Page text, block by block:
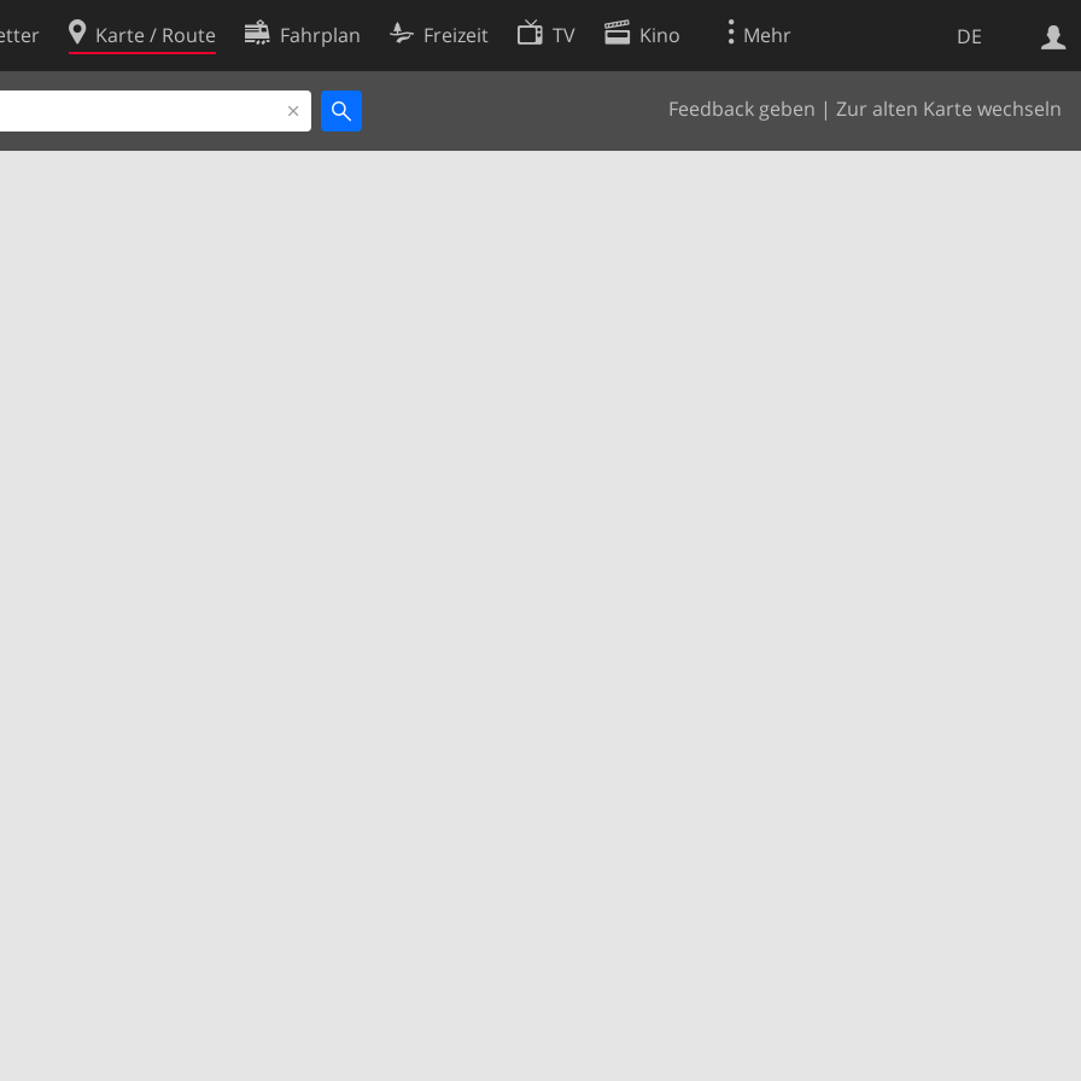
DE
Karte / Route Fahrplan Freizeit TV Kino Mehr
Feedback geben | Zur alten Karte wechseln
Websuche
Cookie-Richtlinie
Cookie-Einstellungen